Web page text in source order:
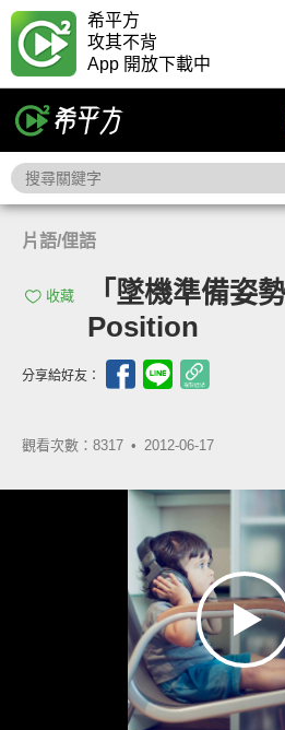
希平方
攻其不背
App 開放下載中
片語/俚語
收藏
「墜機準備姿
Position
分享給好友：
觀看次數：8317 • 2012-06-17